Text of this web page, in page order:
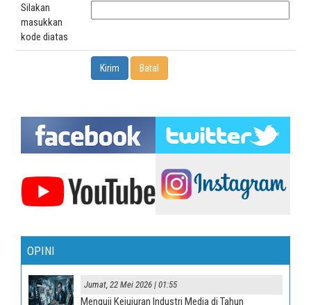
Silakan
masukkan
kode diatas
OPINI
Jumat, 22 Mei 2026 | 01:55
Menguji Kejujuran Industri Media di Tahun